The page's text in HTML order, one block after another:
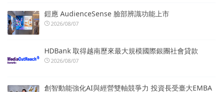
鎧應 AudienceSense 臉部辨識功能上市
2026/08/07
HDBank 取得越南歷來最大規模國際銀團社會貸款
2026/08/07
創智動能強化AI與經營雙軸競爭力 投資長受臺大EMBA